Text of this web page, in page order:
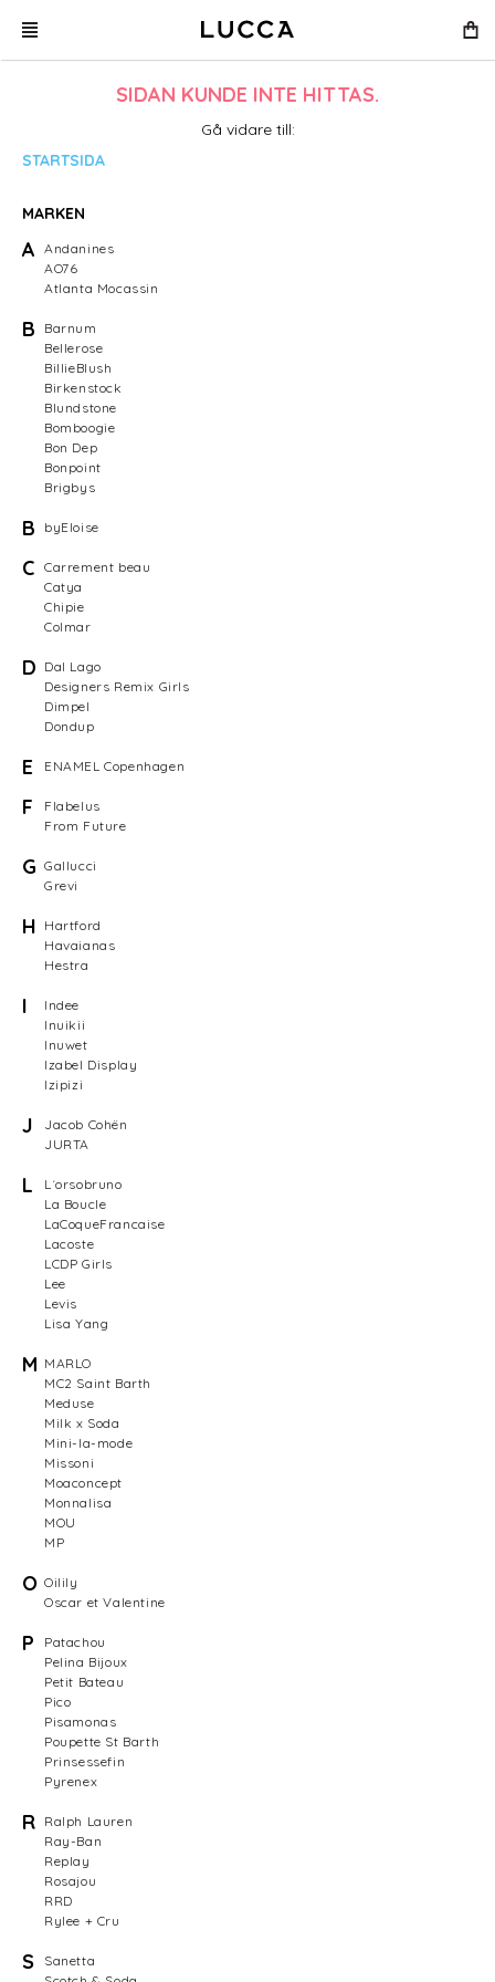
SIDAN KUNDE INTE HITTAS.
Gå vidare till:
STARTSIDA
MARKEN
A Andanines
AO76
Atlanta Mocassin
B
Barnum
Bellerose
BillieBlush
Birkenstock
Blundstone
Bomboogie
Bon Dep
Bonpoint
Brigbys
B byEloise
C Carrement beau
Catya
Chipie
Colmar
D Dal Lago
Designers Remix Girls
Dimpel
Dondup
E ENAMEL Copenhagen
F
Flabelus
From Future
G Gallucci
Grevi
H Hartford
Havaianas
Hestra
I
Indee
Inuikii
Inuwet
Izabel Display
Izipizi
J
Jacob Cohën
JURTA
L
L´orsobruno
La Boucle
LaCoqueFrancaise
Lacoste
LCDP Girls
Lee
Levis
Lisa Yang
M MARLO
MC2 Saint Barth
Meduse
Milk x Soda
Mini-la-mode
Missoni
Moaconcept
Monnalisa
MOU
MP
O Oilily
Oscar et Valentine
P
Patachou
Pelina Bijoux
Petit Bateau
Pico
Pisamonas
Poupette St Barth
Prinsessefin
Pyrenex
R Ralph Lauren
Ray-Ban
Replay
Rosajou
RRD
Rylee + Cru
S
Sanetta